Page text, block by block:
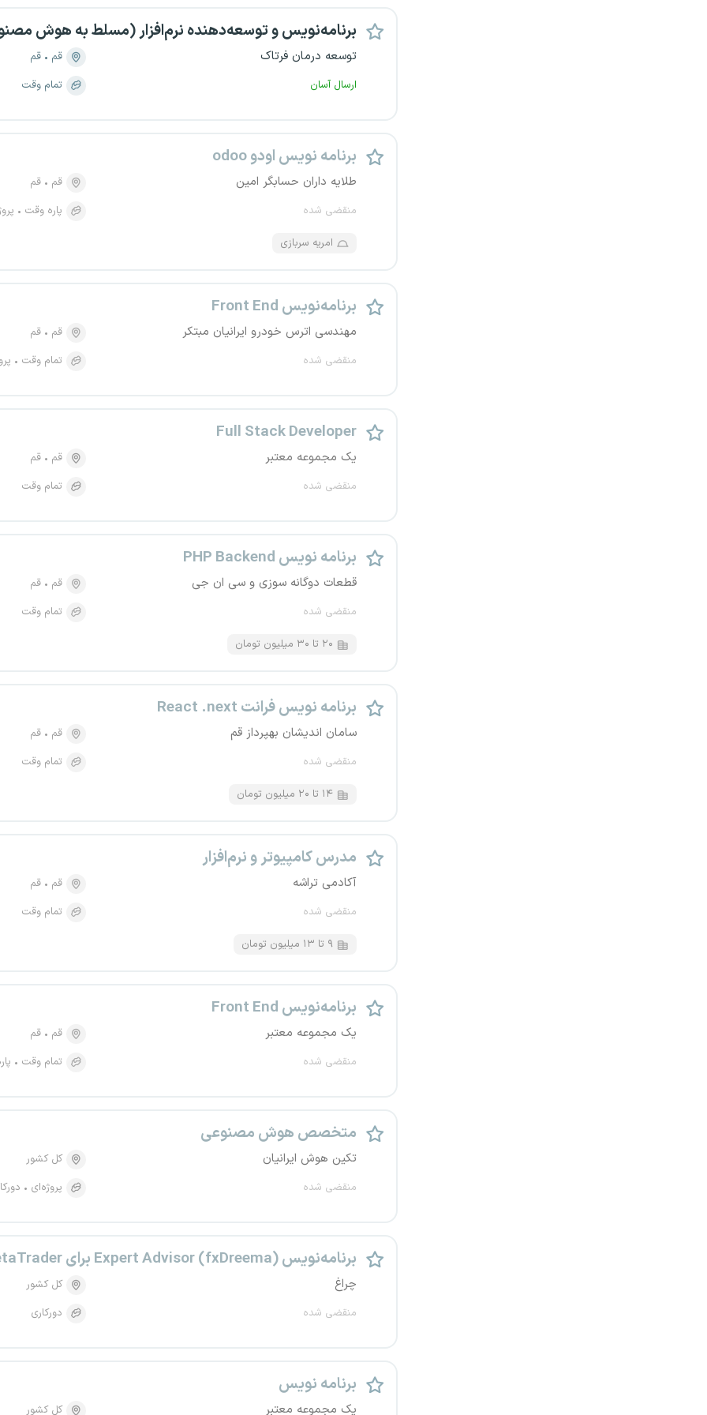
برنامه‌نویس و توسعه‌دهنده نرم‌افزار (مسلط به هوش
توسعه درمان فرتاک
ارسال آسان
قم
قم
تمام وقت
برنامه نویس اودو odoo
طلایه داران حسابگر امین
منقضی شده
قم
قم
پاره وقت
امریه سربازی
برنامه‌نویس Front End
مهندسی اترس خودرو ایرانیان مبتکر
منقضی شده
قم
قم
تمام وقت
Full Stack Developer
یک مجموعه معتبر
منقضی شده
قم
قم
تمام وقت
برنامه نویس PHP Backend
قطعات دوگانه سوزی و سی ان جی
منقضی شده
قم
قم
تمام وقت
۲۰ تا ۳۰ میلیون تومان
برنامه نویس فرانت React .next
سامان اندیشان بهپرداز قم
منقضی شده
قم
قم
تمام وقت
۱۴ تا ۲۰ میلیون تومان
مدرس کامپیوتر و نرم‌افزار
آکادمی تراشه
منقضی شده
قم
قم
تمام وقت
۹ تا ۱۳ میلیون تومان
برنامه‌نویس Front End
یک مجموعه معتبر
منقضی شده
قم
قم
تمام وقت
متخصص هوش مصنوعی
تکین هوش ایرانیان
منقضی شده
کل کشور
پروژه‌ای
برنامه‌نویس Expert Advisor (fxDreema) برای MetaTrader
چراغ
منقضی شده
کل کشور
دورکاری
برنامه نویس
یک مجموعه معتبر کل کشور